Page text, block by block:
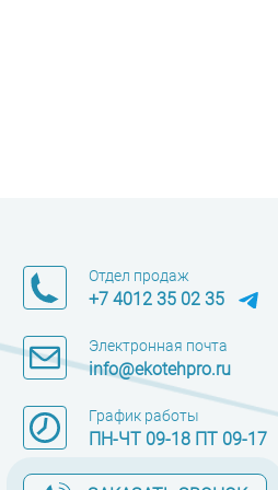
Отдел продаж
+7 4012 35 02 35
Электронная почта
info@ekotehpro.ru
График работы
ПН-ЧТ 09-18 ПТ 09-17